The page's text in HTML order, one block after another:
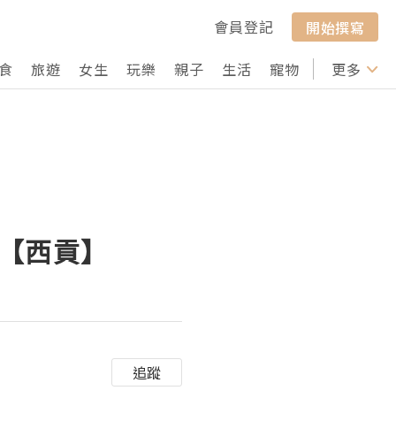
會員登記
開始撰寫
旅遊 女生 玩樂 親子 生活 寵物 行山 打卡
更多
貢】
追蹤